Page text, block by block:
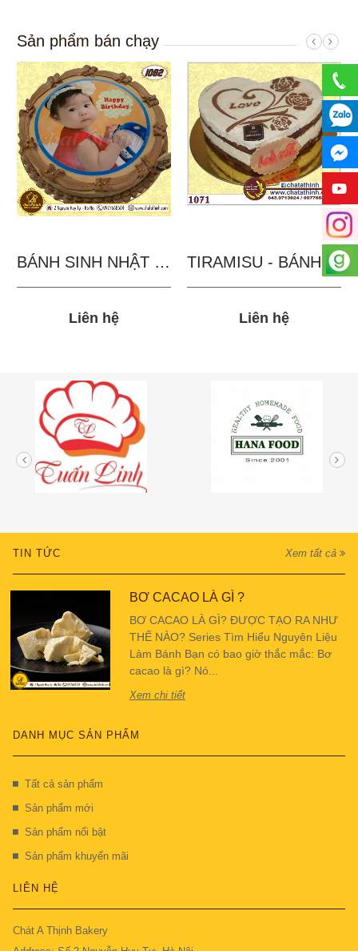
Sản phẩm bán chạy
BÁNH SINH NHẬT IN...
Liên hệ
TIRAMISU - BÁNH TẶNG...
Liên hệ
TIN TỨC Xem tất cả
BƠ CACAO LÀ GÌ ?
BƠ CACAO LÀ GÌ? ĐƯỢC TẠO RA NHƯ
THẾ NÀO? Series Tìm Hiểu Nguyên Liệu
Làm Bánh Bạn có bao giờ thắc mắc: Bơ
cacao là gì? Nó...
Xem chi tiết
DANH MỤC SẢN PHẨM
Tất cả sản phẩm
Sản phẩm mới
Sản phẩm nổi bật
Sản phẩm khuyến mãi
LIÊN HỆ
Chát A Thịnh Bakery